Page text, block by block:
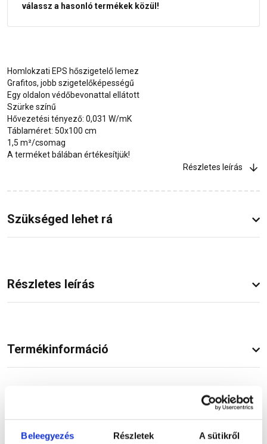
Beleegyezés Részletek A sütikről
válassz a hasonló termékek közül!
Homlokzati EPS hőszigetelő lemez
Grafitos, jobb szigetelőképességű
Egy oldalon védőbevonattal ellátott
Szürke színű
Hővezetési tényező: 0,031 W/mK
Táblaméret: 50x100 cm
1,5 m²/csomag
A terméket bálában értékesítjük!
Részletes leírás
Szükséged lehet rá
Részletes leírás
Termékinformáció